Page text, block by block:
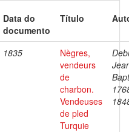
Data do
documento
Título
1835
Nègres,
vendeurs
de
charbon.
Vendeuses
de pled
Turquie